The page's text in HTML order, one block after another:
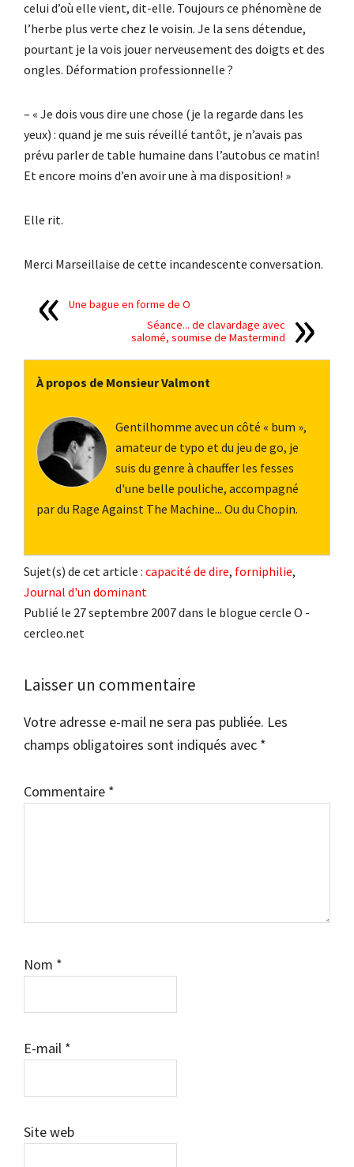
celui d’où elle vient, dit-elle. Toujours ce phénomène de
l’herbe plus verte chez le voisin. Je la sens détendue,
pourtant je la vois jouer nerveusement des doigts et des
ongles. Déformation professionnelle ?
– « Je dois vous dire une chose (je la regarde dans les
yeux) : quand je me suis réveillé tantôt, je n’avais pas
prévu parler de table humaine dans l’autobus ce matin!
Et encore moins d’en avoir une à ma disposition! »
Elle rit.
Merci Marseillaise de cette incandescente conversation.
Une bague en forme de O
Séance... de clavardage avec
salomé, soumise de Mastermind
À propos de Monsieur Valmont
Gentilhomme avec un côté « bum »,
amateur de typo et du jeu de go, je
suis du genre à chauffer les fesses
d'une belle pouliche, accompagné
par du Rage Against The Machine... Ou du Chopin.
Sujet(s) de cet article : capacité de dire, forniphilie,
Journal d'un dominant
Publié le 27 septembre 2007 dans le blogue cercle O -
cercleo.net
Interactions
lecteur
Laisser un commentaire
Votre adresse e-mail ne sera pas publiée. Les
champs obligatoires sont indiqués avec *
Commentaire *
Nom *
E-mail *
Site web